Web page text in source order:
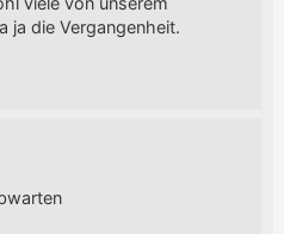
ja die Vergangenheit.